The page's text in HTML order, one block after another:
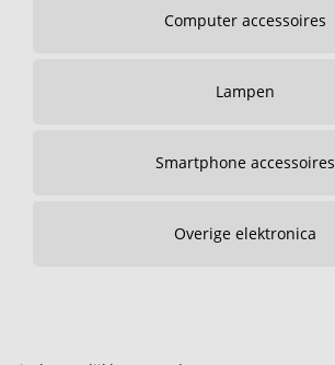
Computer accessoires
Lampen
Smartphone accessoires
Overige elektronica